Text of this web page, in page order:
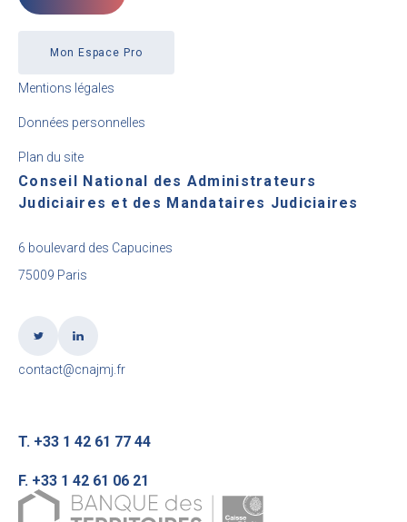
Mon Espace Pro
Mentions légales
Données personnelles
Plan du site
Conseil National des Administrateurs
Judiciaires et des Mandataires Judiciaires
6 boulevard des Capucines
75009 Paris
contact@cnajmj.fr
T. +33 1 42 61 77 44
F. +33 1 42 61 06 21